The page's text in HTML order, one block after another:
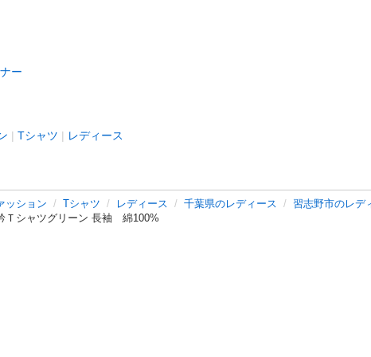
ー
Tシャツ レディース
ッション Tシャツ レディース 千葉県のレディース
習志野市のレデ
Ｔシャツグリーン 長袖 綿100%